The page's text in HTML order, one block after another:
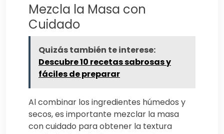
Mezcla la Masa con
Cuidado
Quizás también te interese:
Descubre 10 recetas sabrosas y
fáciles de preparar
Al combinar los ingredientes húmedos y
secos, es importante mezclar la masa
con cuidado para obtener la textura